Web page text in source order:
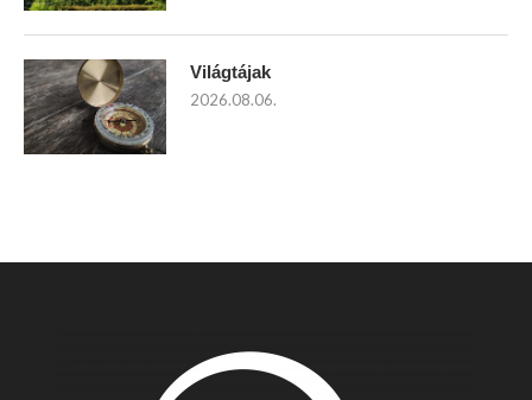
Világtájak
2026.08.06.